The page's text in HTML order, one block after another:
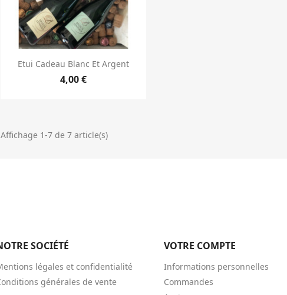
Aperçu rapide
Etui Cadeau Blanc Et Argent
4,00 €
Affichage 1-7 de 7 article(s)
SOCIÉTÉ
légales et confidentialité
générales de vente
VOTRE COMPTE
Informations personnelles
Commandes